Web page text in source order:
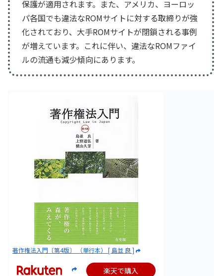
保護が適用されます。また、アメリカ、ヨーロッ
パ各国でも違法なROMサイトに対する取締りが強
化されており、大手ROMサイトが閉鎖される事例
が増えています。これに伴い、違法なROMファイ
ルの流通も減少傾向にあります。
著作権法入門〔第4版〕 （単行本） [ 島並 良 ]
楽天で購入